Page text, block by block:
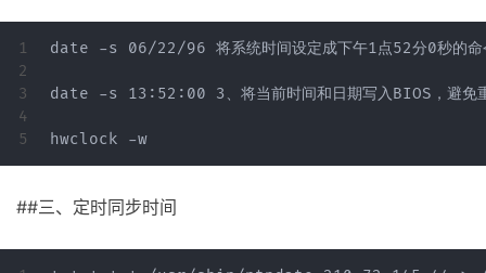
1
2
3
4
date -s 06/22/96 将系统时间设定成下午1点52分0秒的命
date -s 13:52:00 3、将当前时间和日期写入BIOS，避免
##三、定时同步时间